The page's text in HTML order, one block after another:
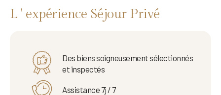
L ' expérience Séjour Privé
Des biens soigneusement sélectionnés
et inspectés
Assistance 7j / 7